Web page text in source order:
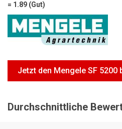
= 1.89 (Gut)
Jetzt den Mengele SF 5200
Durchschnittliche